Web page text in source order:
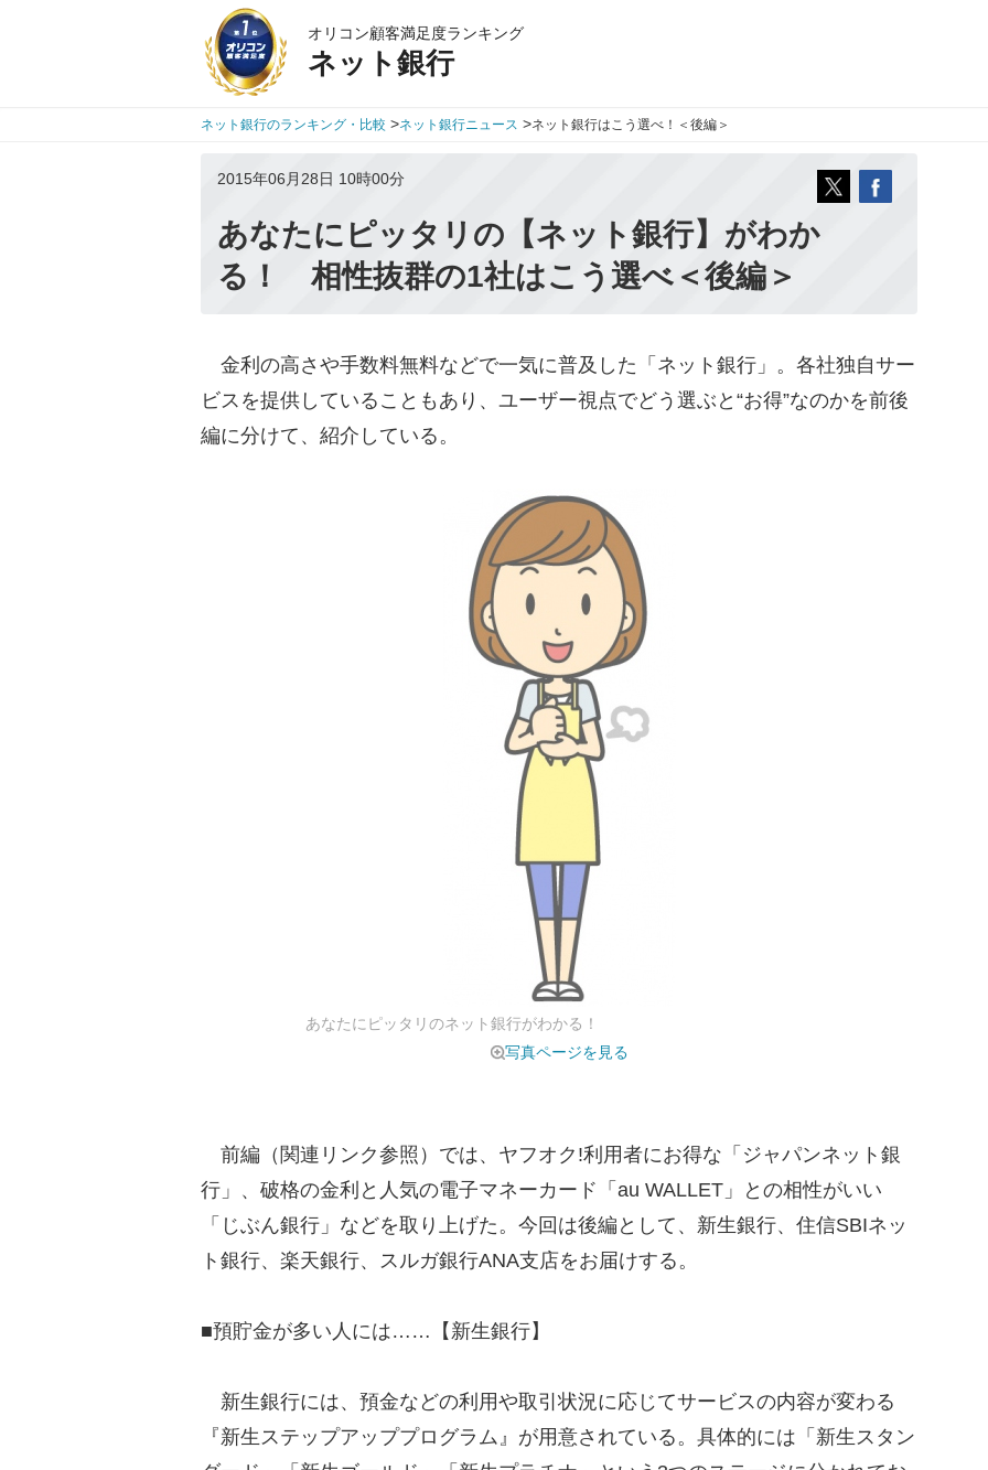
オリコン顧客満足度ランキング
ネット銀行
ネット銀行のランキング・比較 >ネット銀行ニュース >ネット銀行はこう選べ！＜後編＞
2015年06月28日 10時00分
あなたにピッタリの【ネット銀行】がわか
る！ 相性抜群の1社はこう選べ＜後編＞
金利の高さや手数料無料などで一気に普及した「ネット銀行」。各社独自サー
ビスを提供していることもあり、ユーザー視点でどう選ぶと“お得”なのかを前後
編に分けて、紹介している。
あなたにピッタリのネット銀行がわかる！
写真ページを見る
前編（関連リンク参照）では、ヤフオク!利用者にお得な「ジャパンネット銀
行」、破格の金利と人気の電子マネーカード「au WALLET」との相性がいい
「じぶん銀行」などを取り上げた。今回は後編として、新生銀行、住信SBIネッ
ト銀行、楽天銀行、スルガ銀行ANA支店をお届けする。
■預貯金が多い人には……【新生銀行】
新生銀行には、預金などの利用や取引状況に応じてサービスの内容が変わる
『新生ステップアッププログラム』が用意されている。具体的には「新生スタン